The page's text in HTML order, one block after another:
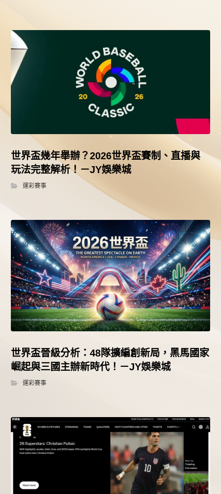
世界盃幾年舉辦？2026世界盃賽制、直播與
玩法完整解析！－JY娛樂城
運彩賽事
世界盃晉級分析：48隊擴編創新局，黑馬國家
崛起與三國主辦新時代！－JY娛樂城
運彩賽事